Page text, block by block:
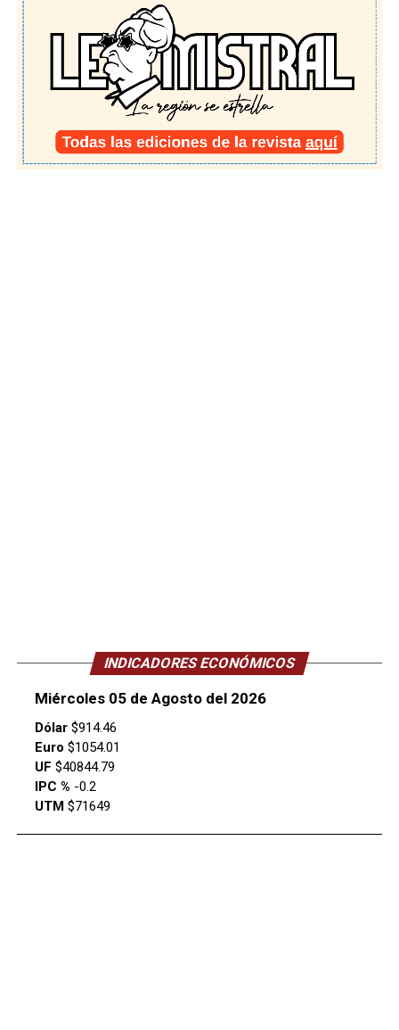
INDICADORES ECONÓMICOS
Miércoles 05 de Agosto del 2026
Dólar$914.46
Euro $1054.01
UF $40844.79
IPC % -0.2
UTM $71649